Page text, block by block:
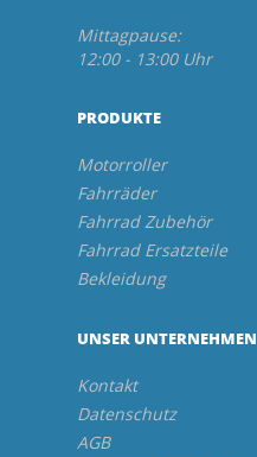
Mittagpause:
12:00 - 13:00 Uhr
PRODUKTE
Motorroller
Fahrräder
Fahrrad Zubehör
Fahrrad Ersatzteile
Bekleidung
UNSER UNTERNEHMEN
Kontakt
Datenschutz
AGB